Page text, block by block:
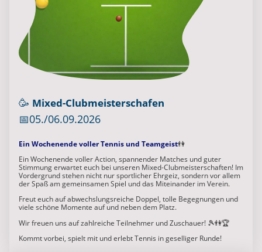
🥳 Mixed-Clubmeisterschafen
📅05./06.09.2026
Ein Wochenende voller Tennis und Teamgeist👫
Ein Wochenende voller Action, spannender Matches und guter
Stimmung erwartet euch bei unseren Mixed-Clubmeisterschaften! Im
Vordergrund stehen nicht nur sportlicher Ehrgeiz, sondern vor allem
der Spaß am gemeinsamen Spiel und das Miteinander im Verein.
Freut euch auf abwechslungsreiche Doppel, tolle Begegnungen und
viele schöne Momente auf und neben dem Platz.
Wir freuen uns auf zahlreiche Teilnehmer und Zuschauer! 🎾👫🏆
Kommt vorbei, spielt mit und erlebt Tennis in geselliger Runde!